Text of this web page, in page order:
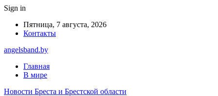
Sign in
Пятница, 7 августа, 2026
Контакты
angelsband.by
Главная
В мире
Новости Бреста и Брестской области